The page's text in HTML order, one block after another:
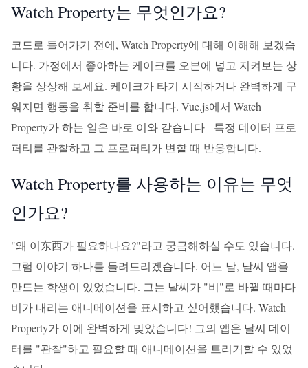
Watch Property는 무엇인가요?
코드로 들어가기 전에, Watch Property에 대해 이해해 보겠습
니다. 가정에서 좋아하는 케이크를 오븐에 넣고 지켜보는 상
황을 상상해 보세요. 케이크가 타기 시작하거나 완벽하게 구
워지면 행동을 취할 준비를 합니다. Vue.js에서 Watch
Property가 하는 일은 바로 이와 같습니다 - 특정 데이터 프로
퍼티를 관찰하고 그 프로퍼티가 변할 때 반응합니다.
Watch Property를 사용하는 이유는 무엇
인가요?
"왜 이东西가 필요하나요?"라고 궁금해하실 수도 있습니다.
그럼 이야기 하나를 들려드리겠습니다. 어느 날, 날씨 앱을
만드는 학생이 있었습니다. 그는 날씨가 "비"로 바뀔 때마다
비가 내리는 애니메이션을 표시하고 싶어했습니다. Watch
Property가 이에 완벽하게 맞았습니다! 그의 앱은 날씨 데이
터를 "관찰"하고 필요할 때 애니메이션을 트리거할 수 있었